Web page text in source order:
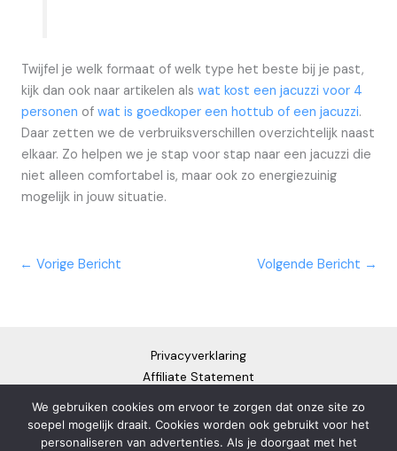
Twijfel je welk formaat of welk type het beste bij je past,
kijk dan ook naar artikelen als wat kost een jacuzzi voor 4
personen of wat is goedkoper een hottub of een jacuzzi.
Daar zetten we de verbruiksverschillen overzichtelijk naast
elkaar. Zo helpen we je stap voor stap naar een jacuzzi die
niet alleen comfortabel is, maar ook zo energiezuinig
mogelijk in jouw situatie.
← Vorige Bericht Volgende Bericht →
Privacyverklaring
Affiliate Statement
Disclaimer
We gebruiken cookies om ervoor te zorgen dat onze site zo
soepel mogelijk draait. Cookies worden ook gebruikt voor het
personaliseren van advertenties. Als je doorgaat met het